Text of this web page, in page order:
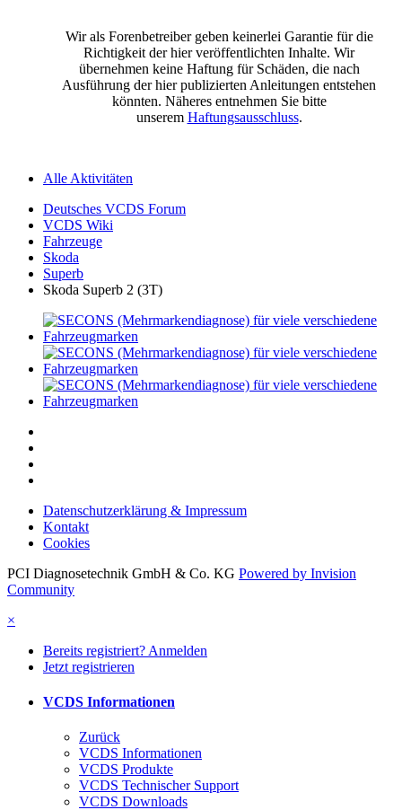
Wir als Forenbetreiber geben keinerlei Garantie für die
Richtigkeit der hier veröffentlichten Inhalte. Wir
übernehmen keine Haftung für Schäden, die nach
Ausführung der hier publizierten Anleitungen entstehen
könnten. Näheres entnehmen Sie bitte
unserem Haftungsausschluss.
Alle Aktivitäten
Deutsches VCDS Forum
VCDS Wiki
Fahrzeuge
Skoda
Superb
Skoda Superb 2 (3T)
Datenschutzerklärung & Impressum
Kontakt
Cookies
PCI Diagnosetechnik GmbH & Co. KG Powered by Invision
Community
×
Bereits registriert? Anmelden
Jetzt registrieren
VCDS Informationen
Zurück
VCDS Informationen
VCDS Produkte
VCDS Technischer Support
VCDS Downloads